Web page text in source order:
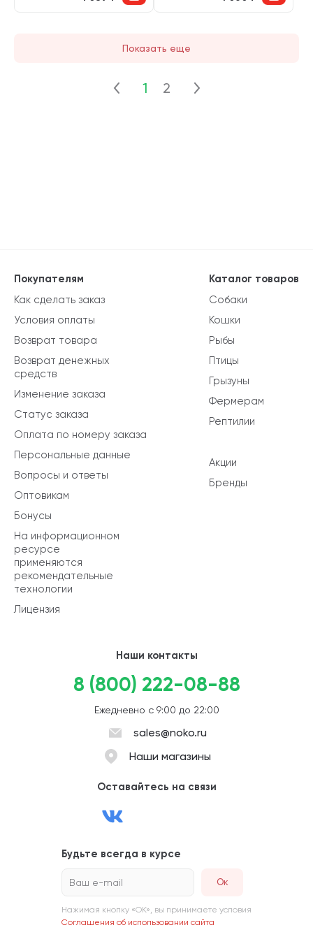
Показать еще
1 2
Каталог товаров
Собаки
Кошки
Рыбы
Птицы
Грызуны
Фермерам
Рептилии
Акции
Бренды
Покупателям
Как сделать заказ
Условия оплаты
Возврат товара
Возврат денежных
средств
Изменение заказа
Статус заказа
Оплата по номеру заказа
Персональные данные
Вопросы и ответы
Оптовикам
Бонусы
На информационном
ресурсе
применяются
рекомендательные
технологии
Лицензия
Наши контакты
8 (800) 222-08-88
Ежедневно с 9:00 до 22:00
sales@noko.ru
Наши магазины
Оставайтесь на связи
Будьте всегда в курсе
Ваш e-mail
Нажимая кнопку «ОК», вы принимаете условия
Соглашения об использовании сайта